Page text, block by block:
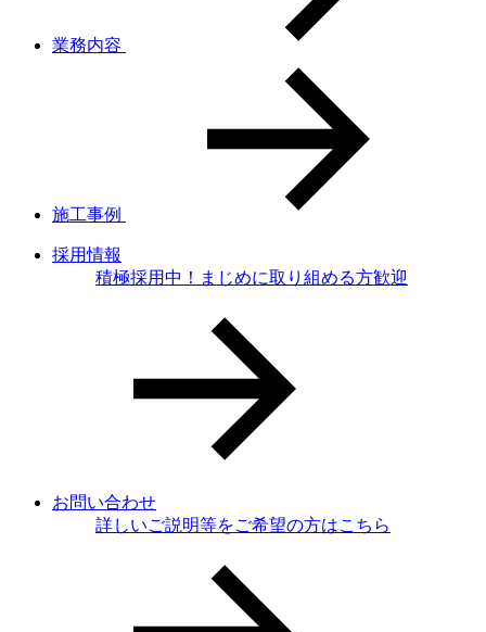
業務内容
施工事例
採用情報
積極採用中！まじめに取り組める方歓迎
お問い合わせ
詳しいご説明等をご希望の方はこちら